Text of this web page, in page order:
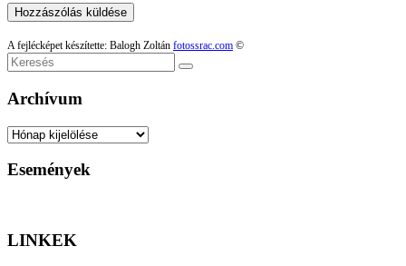
A fejlécképet készítette: Balogh Zoltán fotossrac.com ©
Keresés
Archívum
Archívum
Események
LINKEK